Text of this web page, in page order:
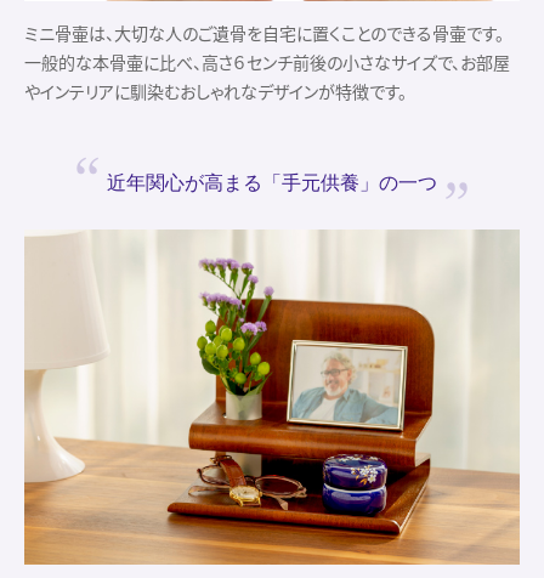
ミニ骨壷は、大切な人のご遺骨を自宅に置くことのできる骨壷です。
一般的な本骨壷に比べ、高さ６センチ前後の小さなサイズで、お部屋
やインテリアに馴染むおしゃれなデザインが特徴です。
近年関心が高まる 「手元供養」の一つ